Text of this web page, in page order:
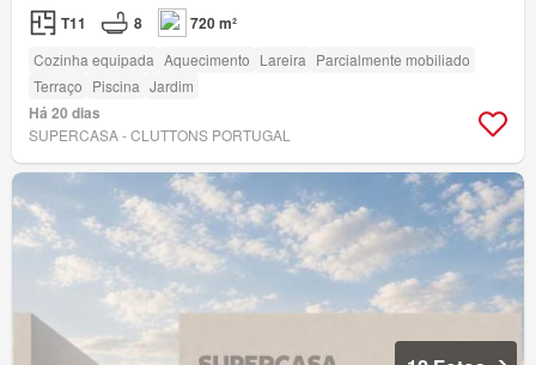
T11 8 720 m²
Cozinha equipada Aquecimento Lareira Parcialmente mobiliado
Terraço Piscina Jardim
Há 20 dias
SUPERCASA - CLUTTONS PORTUGAL